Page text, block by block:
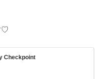
♡
Checkpoint